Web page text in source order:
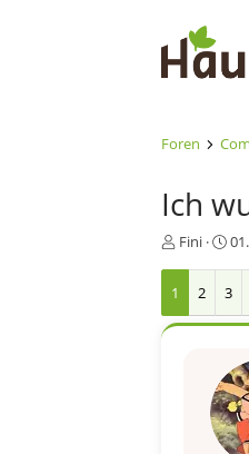
Foren
Ich
E
e
Fini
E
t
e
t
a
m
1 2 3